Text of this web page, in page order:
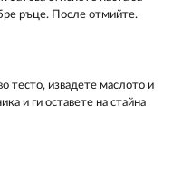
ръце. После отмийте.
тесто, извадете маслото и
и ги оставете на стайна